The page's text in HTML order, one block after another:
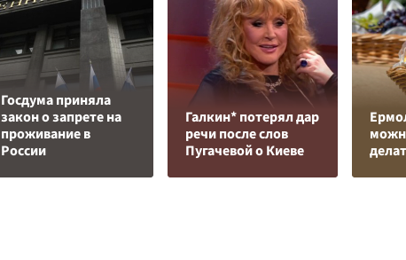
Госдума приняла
закон о запрете на
проживание в
России
Галкин* потерял дар
речи после слов
Пугачевой о Киеве